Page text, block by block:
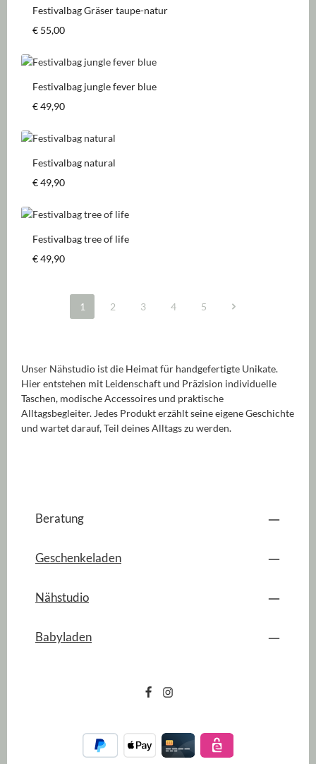
Festivalbag Gräser taupe-natur
Regulärer Preis:
€ 55,00
Festivalbag jungle fever blue
Regulärer Preis:
€ 49,90
Festivalbag natural
Regulärer Preis:
€ 49,90
Festivalbag tree of life
Regulärer Preis:
€ 49,90
Seite
1
Seite
2
Seite
3
Seite
4
Seite
5
Unser Nähstudio ist die Heimat für handgefertigte Unikate.
Hier entstehen mit Leidenschaft und Präzision individuelle
Taschen, modische Accessoires und praktische
Alltagsbegleiter. Jedes Produkt erzählt seine eigene Geschichte
und wartet darauf, Teil deines Alltags zu werden.
Beratung
Geschenkeladen
Nähstudio
Babyladen